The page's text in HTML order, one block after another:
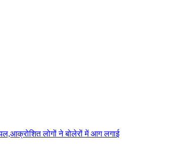
लोगों ने बोलेरों में आग लगाई